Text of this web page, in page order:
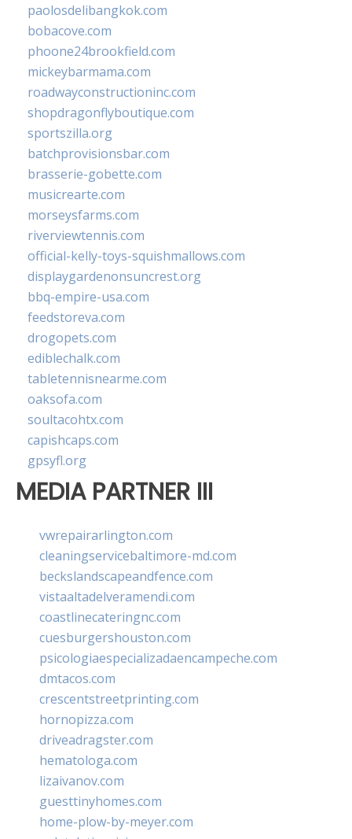
paolosdelibangkok.com
bobacove.com
phoone24brookfield.com
mickeybarmama.com
roadwayconstructioninc.com
shopdragonflyboutique.com
sportszilla.org
batchprovisionsbar.com
brasserie-gobette.com
musicrearte.com
morseysfarms.com
riverviewtennis.com
official-kelly-toys-squishmallows.com
displaygardenonsuncrest.org
bbq-empire-usa.com
feedstoreva.com
drogopets.com
ediblechalk.com
tabletennisnearme.com
oaksofa.com
soultacohtx.com
capishcaps.com
gpsyfl.org
MEDIA PARTNER III
vwrepairarlington.com
cleaningservicebaltimore-md.com
beckslandscapeandfence.com
vistaaltadelveramendi.com
coastlinecateringnc.com
cuesburgershouston.com
psicologiaespecializadaencampeche.com
dmtacos.com
crescentstreetprinting.com
hornopizza.com
driveadragster.com
hematologa.com
lizaivanov.com
guesttinyhomes.com
home-plow-by-meyer.com